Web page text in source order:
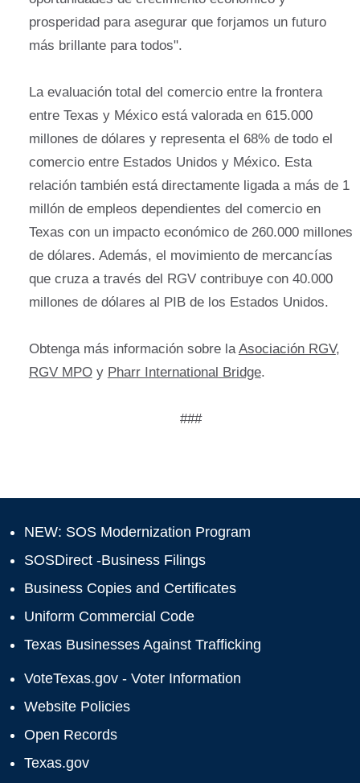
prosperidad para asegurar que forjamos un futuro
más brillante para todos".
La evaluación total del comercio entre la frontera
entre Texas y México está valorada en 615.000
millones de dólares y representa el 68% de todo el
comercio entre Estados Unidos y México. Esta
relación también está directamente ligada a más de 1
millón de empleos dependientes del comercio en
Texas con un impacto económico de 260.000 millones
de dólares. Además, el movimiento de mercancías
que cruza a través del RGV contribuye con 40.000
millones de dólares al PIB de los Estados Unidos.
Obtenga más información sobre la Asociación RGV,
RGV MPOy Pharr International Bridge.
###
NEW: SOS Modernization Program
SOSDirect -Business Filings
Business Copies and Certificates
Uniform Commercial Code
Texas Businesses Against Trafficking
VoteTexas.gov - Voter Information
Website Policies
Open Records
Texas.gov